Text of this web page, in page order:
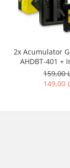
2x Acumulator
AHDBT-401 +
Dual159,00
149,00